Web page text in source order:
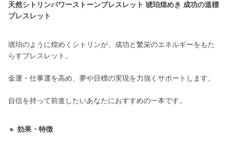
天然シトリンパワーストーンブレスレット 琥珀煌めき 成功の道標
ブレスレット
琥珀のように煌めくシトリンが、成功と繁栄のエネルギーをもた
らすブレスレット。
金運・仕事運を高め、夢や目標の実現を力強くサポートします。
自信を持って前進したいあなたにおすすめの一本です。
🔸 効果・特徴